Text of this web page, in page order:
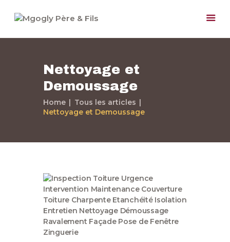
Nettoyage et
Demoussage
Home
Tous les articles
Nettoyage et Demoussage
Accueil
Nos Travaux
Devis Gratuit
Contactez-nous